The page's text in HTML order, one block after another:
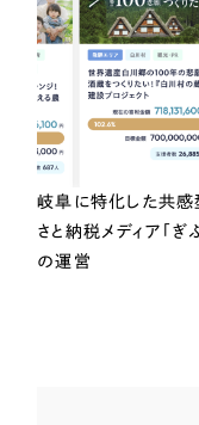
岐阜に特化した共感
さと納税メディア「ぎ
の運営